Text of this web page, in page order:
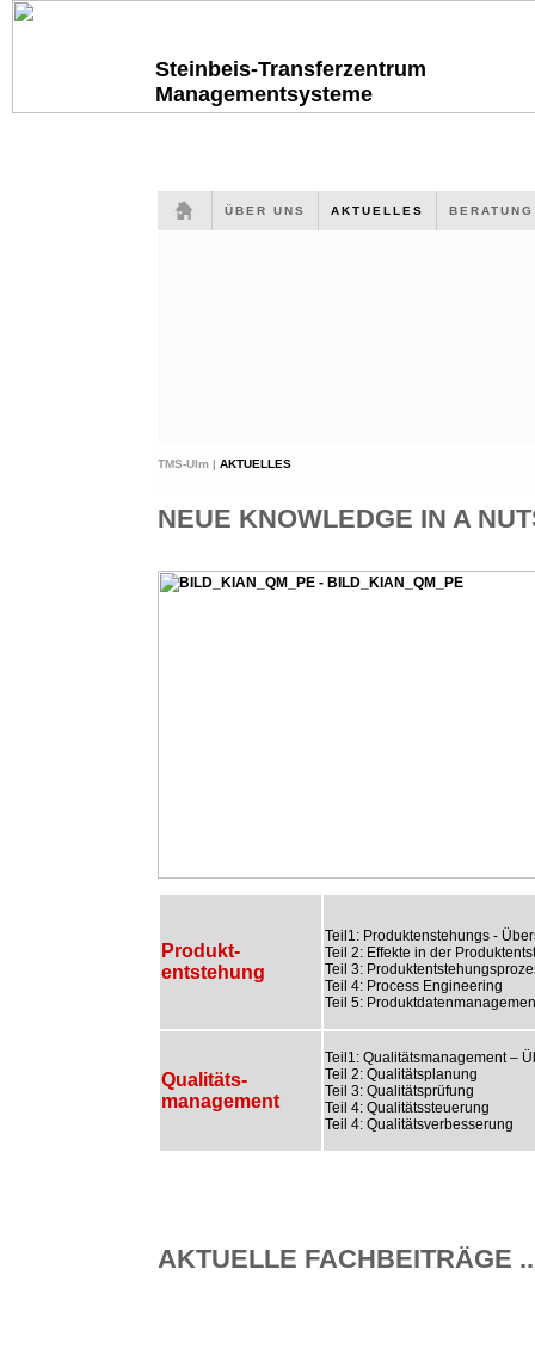
Steinbeis-Transferzentrum
Managementsysteme
ÜBER UNS AKTUELLES
TMS-Ulm | AKTUELLES
NEUE KNOWLEDGE IN A
Produkt-
entstehung
Teil1: Produktenstehungs -
Teil 2: Effekte in der
Teil 3:
Teil 4: Process Engineering
Teil 5:
Qualitäts-
management
Teil1: Qualitätsmanagement –
Teil 2: Qualitätsplanung
Teil 3: Qualitätsprüfung
Teil 4: Qualitätssteuerung
Teil 4: Qualitätsverbesserung
AKTUELLE FACHBEITRÄGE